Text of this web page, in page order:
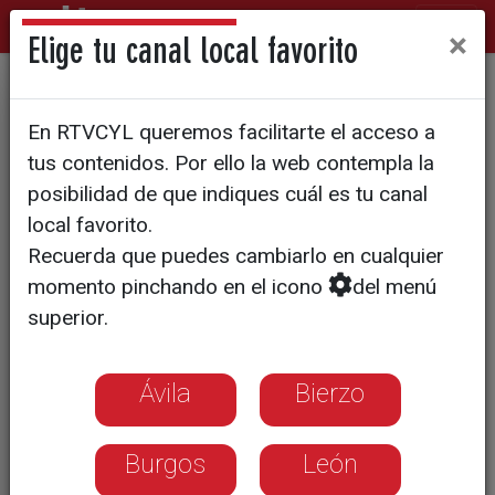
El fuego se cebo con El
Bierzo
Elige tu canal local favorito ×
En RTVCYL queremos facilitarte el acceso a
tus contenidos. Por ello la web contempla la
posibilidad de que indiques cuál es tu canal
local favorito.
Recuerda que puedes cambiarlo en cualquier
momento pinchando en el icono
del menú
superior.
Ávila Bierzo
Burgos León